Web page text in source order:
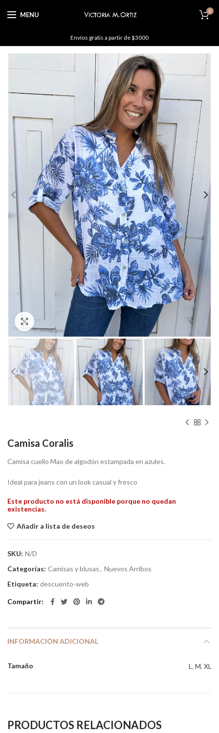
MENU 0
Envíos gratis a partir de $3000
Hacer zoom
Camisa Coralis
Camisa cuello Mao de algodón estampada en azules.
Ideal para jeans con un look casual y fresco
Este producto no está disponible porque no quedan
existencias.
Añadir a lista de deseos
SKU: N/D
Categorías: Camisas y blusas, Nuevos Arribos
Etiqueta: descuento-web
Compartir
INFORMACIÓN ADICIONAL
Tamaño L , M, XL
PRODUCTOS RELACIONADOS